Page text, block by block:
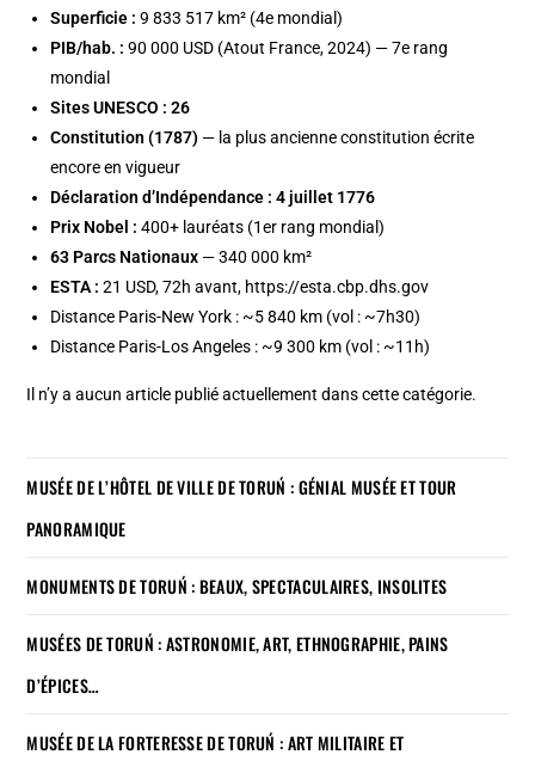
Superficie : 9 833 517 km² (4e mondial)
PIB/hab. : 90 000 USD (Atout France, 2024) — 7e rang
mondial
Sites UNESCO : 26
Constitution (1787) — la plus ancienne constitution écrite
encore en vigueur
Déclaration d’Indépendance : 4 juillet 1776
Prix Nobel : 400+ lauréats (1er rang mondial)
63 Parcs Nationaux — 340 000 km²
ESTA : 21 USD, 72h avant, https://esta.cbp.dhs.gov
Distance Paris-New York : ~5 840 km (vol : ~7h30)
Distance Paris-Los Angeles : ~9 300 km (vol : ~11h)
Il n’y a aucun article publié actuellement dans cette catégorie.
MUSÉE DE L’HÔTEL DE VILLE DE TORUŃ : GÉNIAL MUSÉE ET TOUR
PANORAMIQUE
MONUMENTS DE TORUŃ : BEAUX, SPECTACULAIRES, INSOLITES
MUSÉES DE TORUŃ : ASTRONOMIE, ART, ETHNOGRAPHIE, PAINS
D’ÉPICES…
MUSÉE DE LA FORTERESSE DE TORUŃ : ART MILITAIRE ET